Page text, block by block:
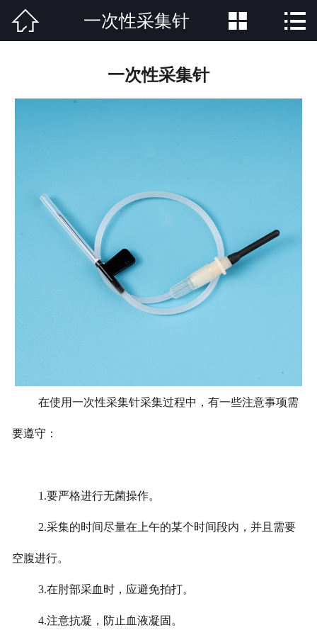
网站首页
联系方式
 一次性采集针  
一次性采集针
在使用一次性采集针采集过程中，有一些注意事项需
要遵守：
1.要严格进行无菌操作。
2.采集的时间尽量在上午的某个时间段内，并且需要
空腹进行。
3.在肘部采血时，应避免拍打。
4.注意抗凝，防止血液凝固。